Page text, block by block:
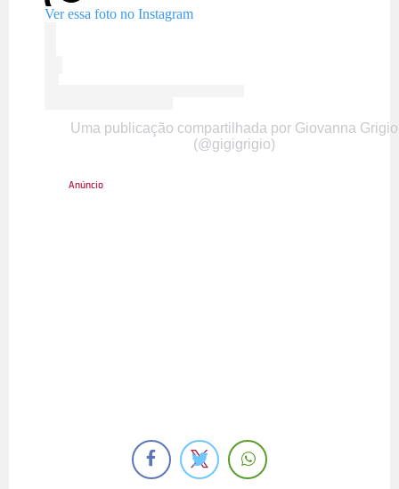
Ver essa foto no Instagram
Uma publicação compartilhada por Giovanna Grigio
(@gigigrigio)